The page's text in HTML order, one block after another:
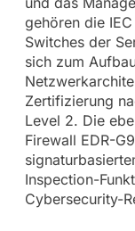
gehören die
Switches der
sich zum
Zertifizierung
Level 2. Die
Firewall EDR-
Inspection-
Cybersecurity-